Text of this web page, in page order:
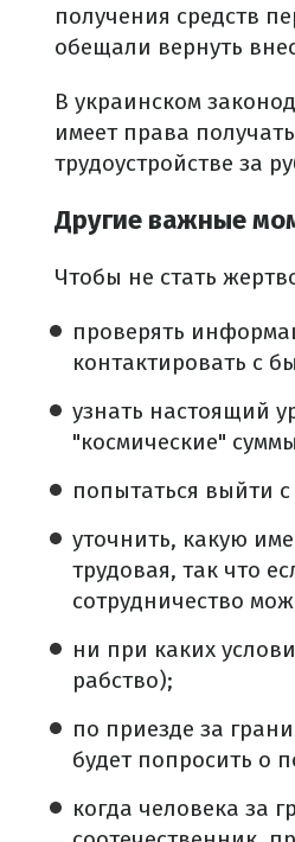
получения средств
обещали вернуть
В украинском
имеет права
трудоустройстве за
Другие важные
Чтобы не стать
проверять
контактировать с
узнать настоящий
"космические"
попытаться выйти
уточнить, какую
трудовая, так что
сотрудничество
ни при каких
рабство);
по приезде за
будет попросить о
когда человека за